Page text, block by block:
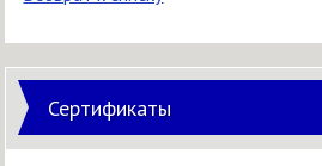
Сертификаты